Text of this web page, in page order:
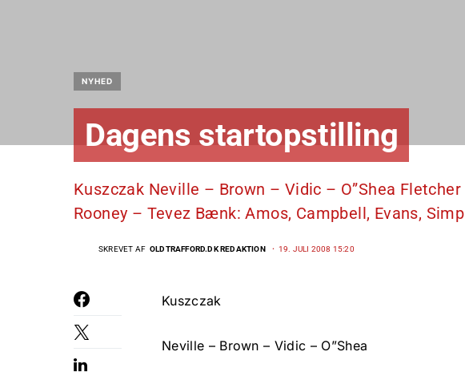
NYHED
Dagens startopstilling
Kuszczak Neville – Brown – Vidic – O”Shea
Rooney – Tevez Bænk: Amos, Campbell, Evans,
SKREVET AF OLDTRAFFORD.DK REDAKTION 19. JULI 2008 15:20
Kuszczak
Neville – Brown – Vidic – O”Shea